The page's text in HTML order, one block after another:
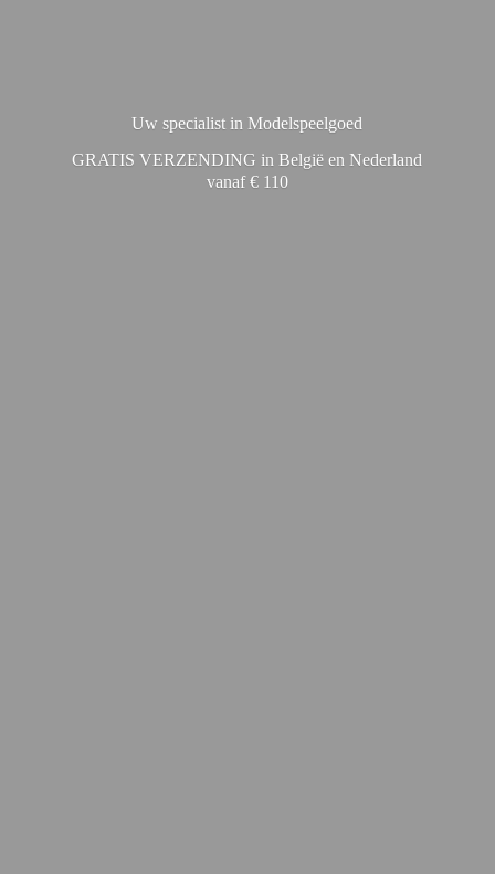
Uw specialist in Modelspeelgoed
GRATIS VERZENDING in België en Nederland
vanaf € 110